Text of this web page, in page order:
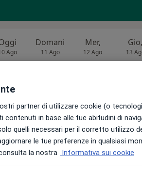
Ago
Domani
11 Ago
Mer,
12 Ago
Gio,
13
Non ci sono agende disponibili!
di attivare le prenotazioni
partner di utilizzare cookie (o
in base alle tue abitudini di
quelli necessari per il corretto utilizzo
le tue preferenze in qualsiasi
la nostra Informativa sui cookie